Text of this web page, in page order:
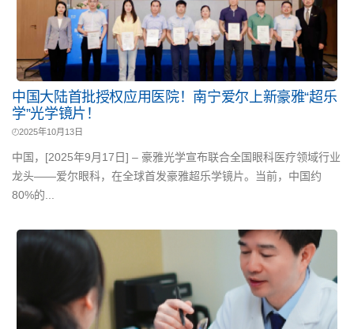
中国大陆首批授权应用医院！南宁爱尔上新豪雅“超乐
学”光学镜片！
2025年10月13日
中国，[2025年9月17日] – 豪雅光学宣布联合全国眼科医疗领域行业
龙头——爱尔眼科，在全球首发豪雅超乐学镜片。当前，中国约
80%的...